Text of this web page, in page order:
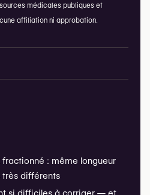
médicales publiques et
affiliation ni approbation.
fractionné : même longueur
très différents